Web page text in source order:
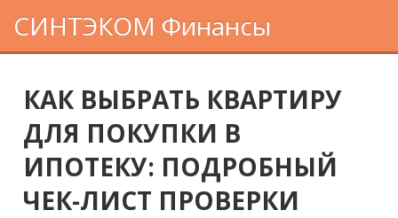
СИНТЭКОМ Финансы
КАК ВЫБРАТЬ КВАРТИРУ
ДЛЯ ПОКУПКИ В
ИПОТЕКУ: ПОДРОБНЫЙ
ЧЕК-ЛИСТ ПРОВЕРКИ